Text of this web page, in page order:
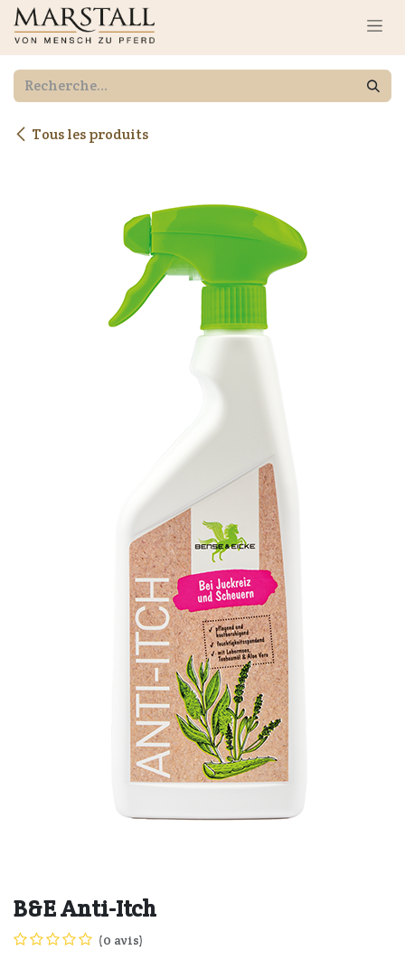
Se rendre au contenu
Tous les produits
B&E Anti-Itch
(0 avis)